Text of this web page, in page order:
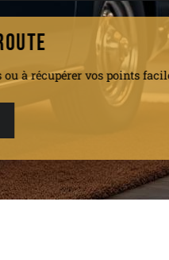
ou à récupérer vos points